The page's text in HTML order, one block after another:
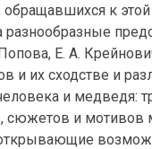
к
Е. А.
и их сходстве и
и медведя:
сюжетов и мотивов